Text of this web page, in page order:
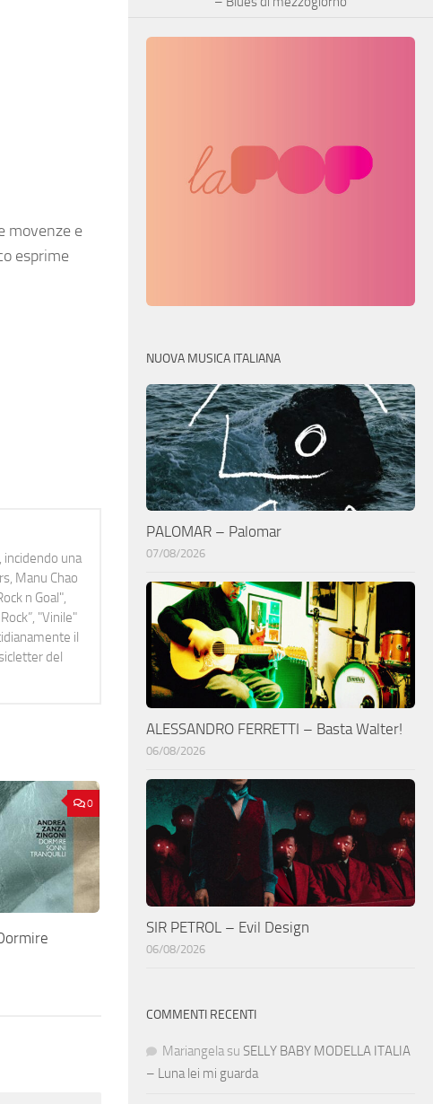
movenze e
esprime
incidendo una
Manu Chao
n Goal",
"Vinile"
il
del
0
NUOVA MUSICA ITALIANA
PALOMAR – Palomar
07/08/2026
ALESSANDRO FERRETTI – Basta Walter!
06/08/2026
SIR PETROL – Evil Design
06/08/2026
COMMENTI RECENTI
Mariangela su SELLY BABY MODELLA ITALIA
– Luna lei mi guarda